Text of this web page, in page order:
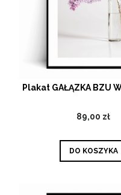
Plakat GAŁĄZKA BZU
89,00 zł
DO KOSZYKA